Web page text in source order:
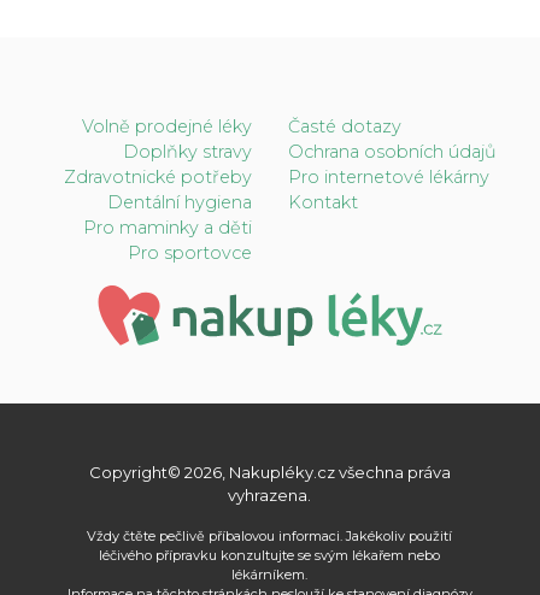
Volně prodejné léky
Doplňky stravy
Zdravotnické potřeby
Dentální hygiena
Pro maminky a děti
Pro sportovce
Časté dotazy
Ochrana osobních údajů
Pro internetové lékárny
Kontakt
Copyright© 2026, Nakupléky.cz všechna práva
vyhrazena.
Vždy čtěte pečlivě příbalovou informaci. Jakékoliv použití
léčivého přípravku konzultujte se svým lékařem nebo
lékárníkem.